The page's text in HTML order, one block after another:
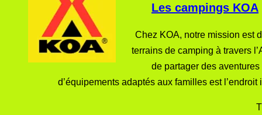
Les campings KOA
Chez KOA, notre mission est
terrains de camping à travers
de partager des
d’équipements adaptés aux familles est